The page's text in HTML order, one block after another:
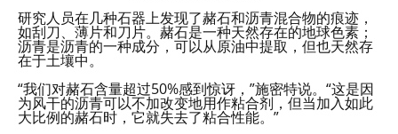
研究人员在几种石器上发现了赭石和沥青混合物的痕迹，
如刮刀、薄片和刀片。赭石是一种天然存在的地球色素；
沥青是沥青的一种成分，可以从原油中提取，但也天然存
在于土壤中。
“我们对赭石含量超过50%感到惊讶，”施密特说。“这是因
为风干的沥青可以不加改变地用作粘合剂，但当加入如此
大比例的赭石时，它就失去了粘合性能。”